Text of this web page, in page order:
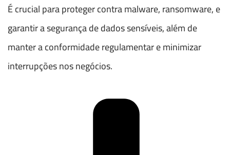
É crucial para proteger contra malware, ransomware, e
garantir a segurança de dados sensíveis, além de
manter a conformidade regulamentar e minimizar
interrupções nos negócios.